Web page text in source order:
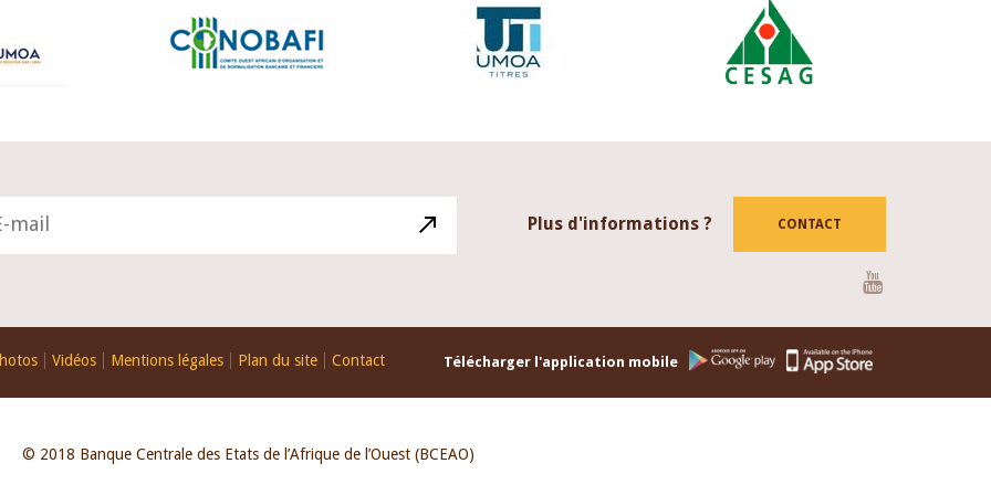
Plus d'informations ? CONTACT
Vidéos Mentions légales Plan du site Contact Télécharger l'application mobile
© 2018 Banque Centrale des Etats de l’Afrique de l’Ouest (BCEAO)